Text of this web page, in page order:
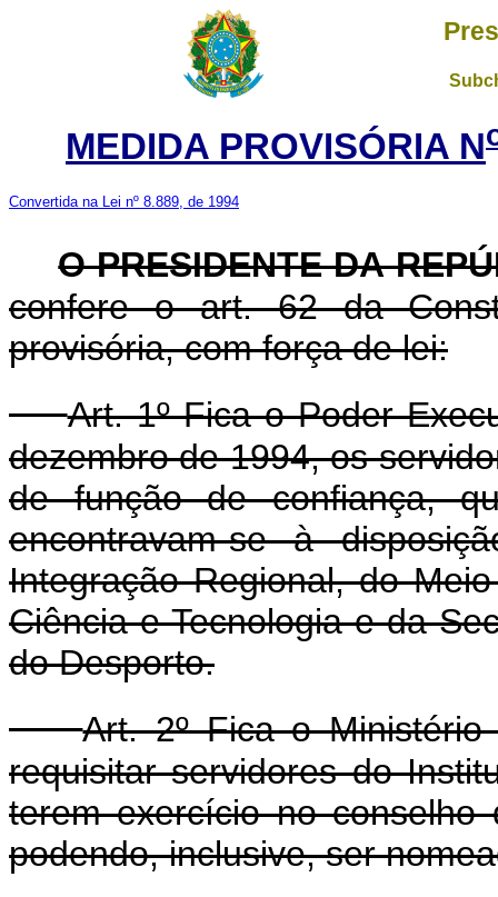
MEDIDA PROVISÓRIA N
Convertida na Lei nº 8.889, de 1994
O PRESIDENTE DA
confere o art. 62 da
provisória, com força de lei:
Art. 1º Fica o Poder
dezembro de 1994, os
de função de confiança,
encontravam-se à
Integração Regional, do
Ciência e Tecnologia e da
do Desporto.
Art. 2º Fica o
requisitar servidores do
terem exercício no conselho
podendo, inclusive, ser